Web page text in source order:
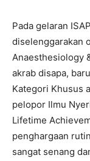
Pada gelaran
diselenggarakan
Anaesthesiology
akrab disapa,
Kategori Khusus
pelopor Ilmu
Lifetime
penghargaan
sangat senang